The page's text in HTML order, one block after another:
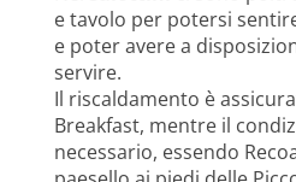
e tavolo per potersi
e poter avere a
servire.
Il riscaldamento è
Breakfast, mentre il
necessario, essendo